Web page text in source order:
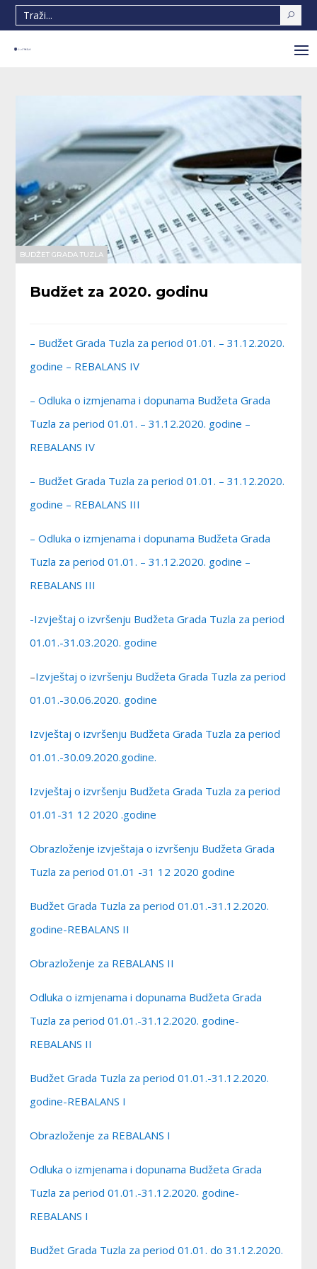
BUDŽET GRADA TUZLA
Budžet za 2020. godinu
– Budžet Grada Tuzla za period 01.01. – 31.12.2020.
godine – REBALANS IV
– Odluka o izmjenama i dopunama Budžeta Grada
Tuzla za period 01.01. – 31.12.2020. godine –
REBALANS IV
– Budžet Grada Tuzla za period 01.01. – 31.12.2020.
godine – REBALANS III
– Odluka o izmjenama i dopunama Budžeta Grada
Tuzla za period 01.01. – 31.12.2020. godine –
REBALANS III
-Izvještaj o izvršenju Budžeta Grada Tuzla za period
01.01.-31.03.2020. godine
–Izvještaj o izvršenju Budžeta Grada Tuzla za period
01.01.-30.06.2020. godine
Izvještaj o izvršenju Budžeta Grada Tuzla za period
01.01.-30.09.2020.godine.
Izvještaj o izvršenju Budžeta Grada Tuzla za period
01.01-31 12 2020 .godine
Obrazloženje izvještaja o izvršenju Budžeta Grada
Tuzla za period 01.01 -31 12 2020 godine
Budžet Grada Tuzla za period 01.01.-31.12.2020.
godine-REBALANS II
Obrazloženje za REBALANS II
Odluka o izmjenama i dopunama Budžeta Grada
Tuzla za period 01.01.-31.12.2020. godine-
REBALANS II
Budžet Grada Tuzla za period 01.01.-31.12.2020.
godine-REBALANS I
Obrazloženje za REBALANS I
Odluka o izmjenama i dopunama Budžeta Grada
Tuzla za period 01.01.-31.12.2020. godine-
REBALANS I
Budžet Grada Tuzla za period 01.01. do 31.12.2020.